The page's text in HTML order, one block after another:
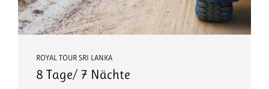
ROYAL TOUR SRI LANKA
8 Tage/ 7 Nächte